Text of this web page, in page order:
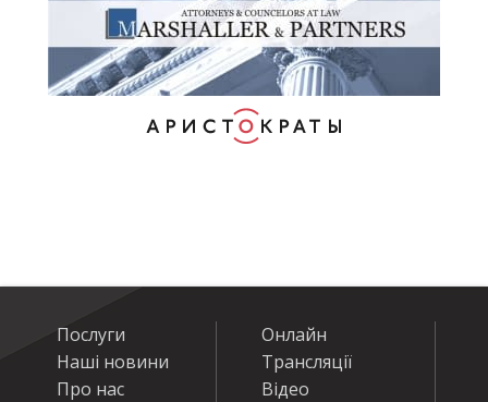
Послуги
Наші новини
Про нас
Онлайн
Трансляції
Відео